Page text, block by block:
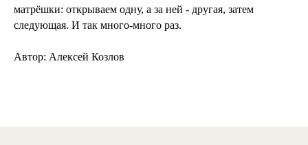
матрёшки: открываем одну, а за ней - другая, затем
следующая. И так много-много раз.
Автор: Алексей Козлов